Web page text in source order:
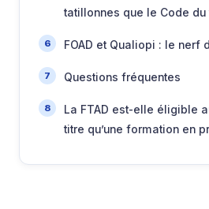
tatillonnes que le Code du
FOAD et Qualiopi : le nerf
Questions fréquentes
La FTAD est-elle éligible
titre qu’une formation en